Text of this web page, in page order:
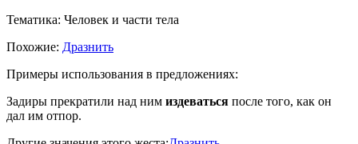
Тематика: Человек и части тела
Похожие: Дразнить
Примеры использования в предложениях:
Задиры прекратили над ним издеваться после того, как он
дал им отпор.